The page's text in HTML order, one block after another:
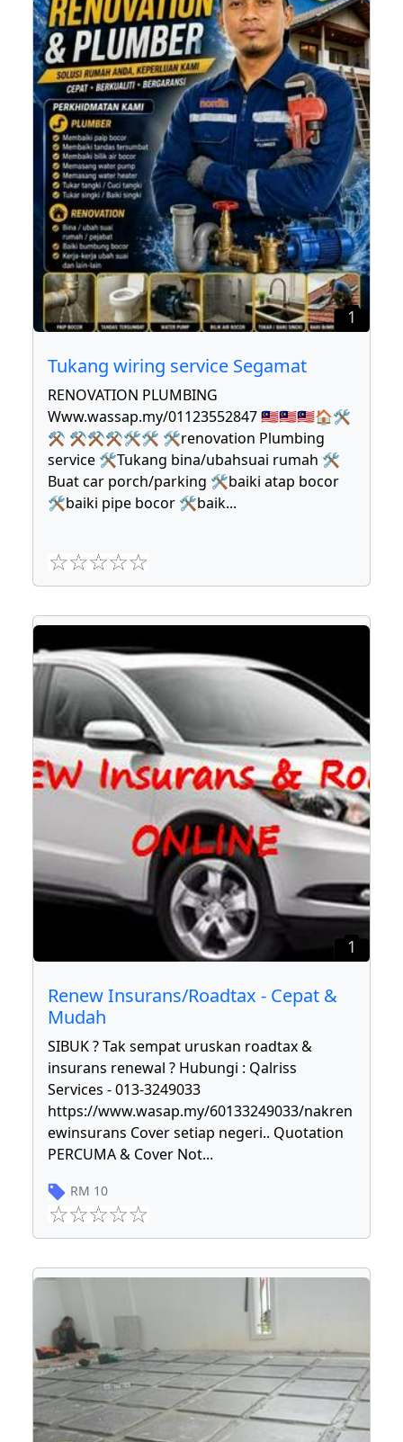
1
Tukang wiring service Segamat
RENOVATION PLUMBING
Www.wassap.my/01123552847 🇲🇾🇲🇾🇲🇾🏠🛠
⚒ ⚒⚒⚒🛠🛠 🛠renovation Plumbing
service 🛠Tukang bina/ubahsuai rumah 🛠
Buat car porch/parking 🛠baiki atap bocor
🛠baiki pipe bocor 🛠baik...
1
Renew Insurans/Roadtax - Cepat &
Mudah
SIBUK ? Tak sempat uruskan roadtax &
insurans renewal ? Hubungi : Qalriss
Services - 013-3249033
https://www.wasap.my/60133249033/nakren
ewinsurans Cover setiap negeri.. Quotation
PERCUMA & Cover Not...
RM 10